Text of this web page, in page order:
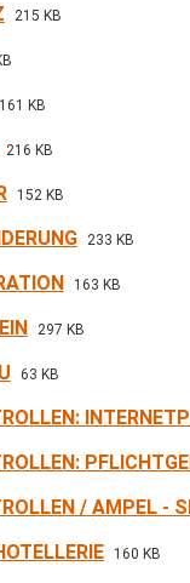
215 KB
161 KB
216 KB
152 KB
233 KB
163 KB
297 KB
63 KB
/ AMPEL -
160 KB